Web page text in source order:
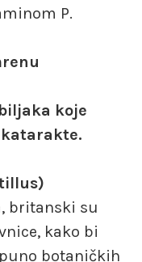
P.
koje
britanski su
kako bi
botaničkih